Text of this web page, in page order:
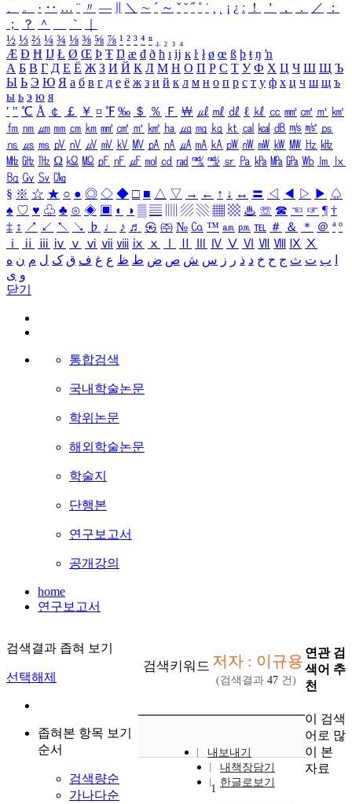
、
。 · ‥ … ¨ 〃 ― ＼ ∼ ´ ～ ˇ ˘ ˝ ˚ ˙ ¸ ¡ ¿ ː ！ ＇ ， ． ／
：
；
？ ＾ ｀
½ ⅓ ⅔ ¼ ¾ ⅛ ⅜ ⅝ ⅞ ¹ ² ³ ⁴ ⁿ ₁ ₂ ₃ ₄
Æ Ð Ħ Ĳ Ł Ø Œ Þ Ŧ Ŋ æ đ ð ħ ı ĳ ĸ ŀ ł ø œ ß þ ŧ ŋ ŉ
А Б В Г Д Е Ё Ж З И Й К Л М Н О П Р С Т У Ф Х Ц Ч Ш Щ Ъ
Ы Ь Э Ю Я а б в г д е ё ж з и й к л м н о п р с т у ф х ц ч ш щ ъ
ы ь э ю я
′ ″ ℃ Å ￠ ￡ ￥ ¤ ℉ ‰ ＄ ％ Ｆ ￦ ㎕ ㎖ ㎗ ℓ ㎘ ㏄ ㎣ ㎤ ㎥ ㎦
㎙ ㎚ ㎛ ㎜ ㎝ ㎞ ㎟ ㎠ ㎡ ㎢ ㏊ ㎍ ㎎ ㎏ ㏏ ㎈ ㎉ ㏈ ㎧ ㎨ ㎰
㎱ ㎲ ㎳ ㎴ ㎵ ㎶ ㎷ ㎸ ㎹ ㎀ ㎁ ㎂ ㎃ ㎄ ㎺ ㎻ ㎽ ㎾ ㎿ ㎐ ㎑
㎒ ㎓ ㎔ Ω ㏀ ㏁ ㎊ ㎋ ㎌ ㏖ ㏅ ㎭ ㎮ ㎯ ㏛ ㎩ ㎪ ㎫ ㎬ ㏝ ㏐
㏓
㏃ ㏉ ㏜ ㏆
§ ※ ☆ ★ ○ ● ◎ ◇ ◆ □ ■ △ ▽ → ← ↑ ↓ ↔ 〓 ◁ ◀ ▷ ▶ ♤
♠ ♡ ♥ ♧ ♣ ⊙ ◈ ▣ ◐ ◑ ▒ ▤ ▨ ▧ ▦ ▩ ♨ ☏ ☎ ☜ ☞ ¶ †
‡ ↕ ↗ ↙ ↖ ↘ ♭ ♩ ♪ ♬ ㉿ ㈜ № ㏇ ™ ㏂ ㏘ ℡ ＃ ＆ ＊ ＠ ª º
ⅰ
ⅱ ⅲ ⅳ ⅴ ⅵ ⅶ ⅷ ⅸ ⅹ Ⅳ Ⅴ Ⅵ Ⅶ Ⅷ Ⅸ Ⅹ
ب ت ث ج ح خ د ذ ر ز س ش ص ض ط ظ ع غ ف ق ک ل م ن ه
و ی
닫기
통합검색
국내학술논문
학위논문
해외학술논문
학술지
단행본
연구보고서
공개강의
home
연구보고서
검색결과 좁혀 보기
선택해제
좁혀본 항목 보기
순서
검색량순
가나다순
검색키워드 저자 : 이규용
(검색결과 47 건)
내보내기
내책장담기
한글로보기
1
연관 검
색어 추
천
이 검색
어로 많
이 본
자료